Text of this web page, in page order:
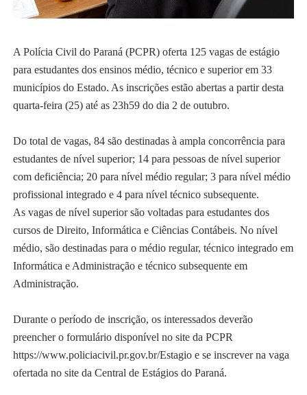
A Polícia Civil do Paraná (PCPR) oferta 125 vagas de estágio
para estudantes dos ensinos médio, técnico e superior em 33
municípios do Estado. As inscrições estão abertas a partir desta
quarta-feira (25) até as 23h59 do dia 2 de outubro.
Do total de vagas, 84 são destinadas à ampla concorrência para
estudantes de nível superior; 14 para pessoas de nível superior
com deficiência; 20 para nível médio regular; 3 para nível médio
profissional integrado e 4 para nível técnico subsequente.
As vagas de nível superior são voltadas para estudantes dos
cursos de Direito, Informática e Ciências Contábeis. No nível
médio, são destinadas para o médio regular, técnico integrado em
Informática e Administração e técnico subsequente em
Administração.
Durante o período de inscrição, os interessados deverão
preencher o formulário disponível no site da PCPR
https://www.policiacivil.pr.gov.br/Estagio e se inscrever na vaga
ofertada no site da Central de Estágios do Paraná.